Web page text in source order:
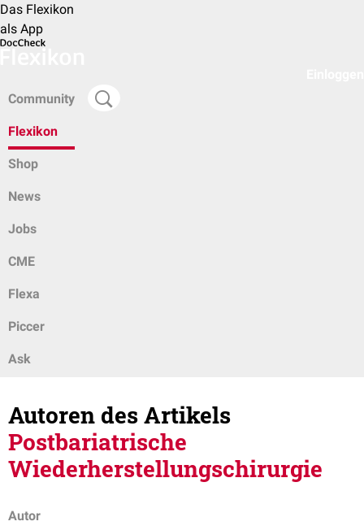
Das Flexikon
als App
Community
Flexikon
Shop
News
Jobs
CME
Flexa
Piccer
Ask
Autoren des Artikels
Postbariatrische
Wiederherstellungschirurgie
Autor